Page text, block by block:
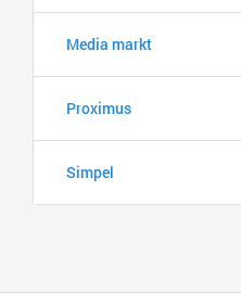
Media markt
Proximus
Simpel